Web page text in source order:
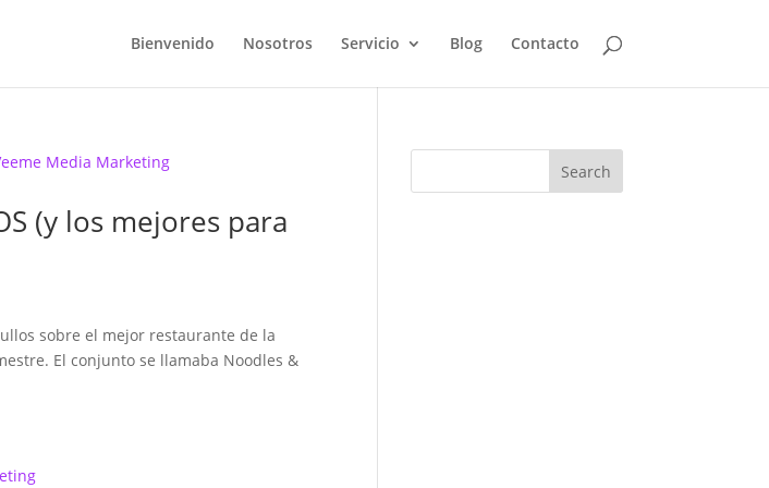
Bienvenido Nosotros Servicio Blog Contacto
(y los mejores para
sobre el mejor restaurante de la
El conjunto se llamaba Noodles &